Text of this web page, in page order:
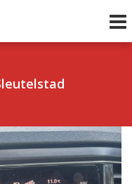
Volgend uur